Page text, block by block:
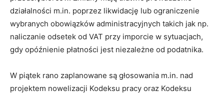
działalności m.in. poprzez likwidację lub ograniczenie
wybranych obowiązków administracyjnych takich jak np.
naliczanie odsetek od VAT przy imporcie w sytuacjach,
gdy opóźnienie płatności jest niezależne od podatnika.
W piątek rano zaplanowane są głosowania m.in. nad
projektem nowelizacji Kodeksu pracy oraz Kodeksu